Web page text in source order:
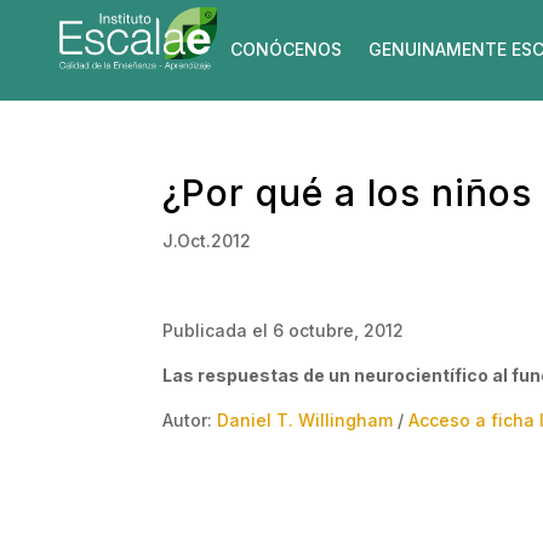
CONÓCENOS GENUINAMENTE
¿Por qué a los
J.Oct.2012
Publicada el 6 octubre, 2012
Las respuestas de un neurocientífico al
Autor: Daniel T. Willingham /Acceso a ficha